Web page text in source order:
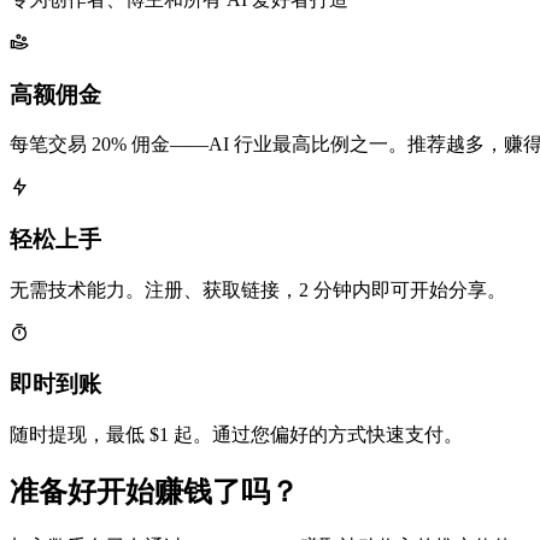
高额佣金
每笔交易 20% 佣金——AI 行业最高比例之一。推荐越多，赚
轻松上手
无需技术能力。注册、获取链接，2 分钟内即可开始分享。
即时到账
随时提现，最低 $1 起。通过您偏好的方式快速支付。
准备好开始赚钱了吗？